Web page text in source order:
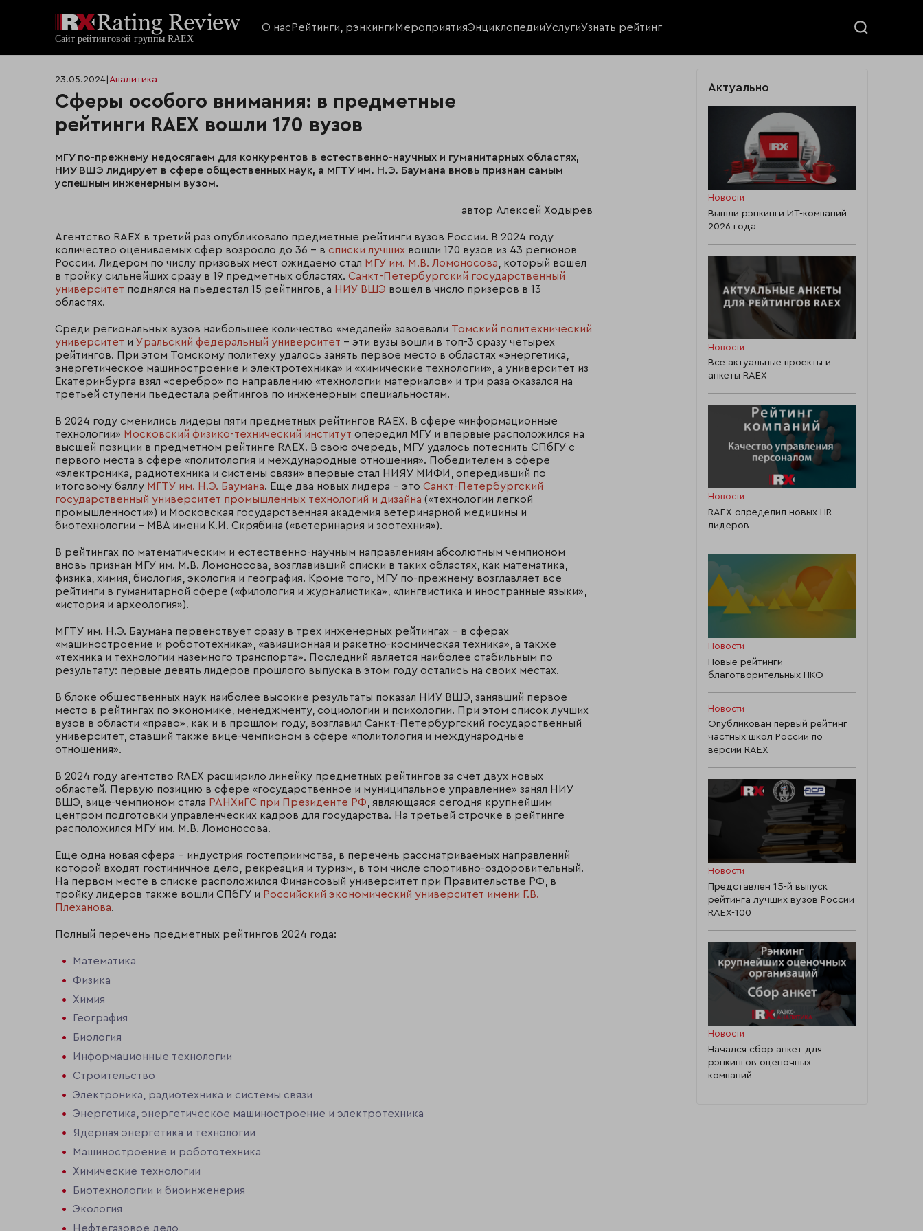
О нас Рейтинги, рэнкингиМероприятияЭнциклопедииУслугиУзнать рейтинг
23.05.2024 Аналитика
Сферы особого внимания: в предметные
рейтинги RAEX вошли 170 вузов
МГУ по-прежнему недосягаем для конкурентов в естественно-научных и гуманитарных областях,
НИУ ВШЭ лидирует в сфере общественных наук, а МГТУ им. Н.Э. Баумана вновь признан самым
успешным инженерным вузом.
автор Алексей Ходырев
Агентство RAEX в третий раз опубликовало предметные рейтинги вузов России. В 2024 году
количество оцениваемых сфер возросло до 36 – в списки лучших вошли 170 вузов из 43 регионов
России. Лидером по числу призовых мест ожидаемо стал МГУ им. М.В. Ломоносова , который вошел
в тройку сильнейших сразу в 19 предметных областях. Санкт-Петербургский государственный
университет поднялся на пьедестал 15 рейтингов, а НИУ ВШЭ вошел в число призеров в 13
областях.
Среди региональных вузов наибольшее количество «медалей» завоевали Томский политехнический
университет и Уральский федеральный университет – эти вузы вошли в топ-3 сразу четырех
рейтингов. При этом Томскому политеху удалось занять первое место в областях «энергетика,
энергетическое машиностроение и электротехника» и «химические технологии», а университет из
Екатеринбурга взял «серебро» по направлению «технологии материалов» и три раза оказался на
третьей ступени пьедестала рейтингов по инженерным специальностям.
В 2024 году сменились лидеры пяти предметных рейтингов RAEX. В сфере «информационные
технологии» Московский физико-технический институт опередил МГУ и впервые расположился на
высшей позиции в предметном рейтинге RAEX. В свою очередь, МГУ удалось потеснить СПбГУ с
первого места в сфере «политология и международные отношения». Победителем в сфере
«электроника, радиотехника и системы связи» впервые стал НИЯУ МИФИ, опередивший по
итоговому баллу МГТУ им. Н.Э. Баумана. Еще два новых лидера – это Санкт-Петербургский
государственный университет промышленных технологий и дизайна («технологии легкой
промышленности») и Московская государственная академия ветеринарной медицины и
биотехнологии – МВА имени К.И. Скрябина («ветеринария и зоотехния»).
В рейтингах по математическим и естественно-научным направлениям абсолютным чемпионом
вновь признан МГУ им. М.В. Ломоносова, возглавивший списки в таких областях, как математика,
физика, химия, биология, экология и география. Кроме того, МГУ по-прежнему возглавляет все
рейтинги в гуманитарной сфере («филология и журналистика», «лингвистика и иностранные языки»,
«история и археология»).
МГТУ им. Н.Э. Баумана первенствует сразу в трех инженерных рейтингах – в сферах
«машиностроение и робототехника», «авиационная и ракетно-космическая техника», а также
«техника и технологии наземного транспорта». Последний является наиболее стабильным по
результату: первые девять лидеров прошлого выпуска в этом году остались на своих местах.
В блоке общественных наук наиболее высокие результаты показал НИУ ВШЭ, занявший первое
место в рейтингах по экономике, менеджменту, социологии и психологии. При этом список лучших
вузов в области «право», как и в прошлом году, возглавил Санкт-Петербургский государственный
университет, ставший также вице-чемпионом в сфере «политология и международные
отношения».
В 2024 году агентство RAEX расширило линейку предметных рейтингов за счет двух новых
областей. Первую позицию в сфере «государственное и муниципальное управление» занял НИУ
ВШЭ, вице-чемпионом стала РАНХиГС при Президенте РФ , являющаяся сегодня крупнейшим
центром подготовки управленческих кадров для государства. На третьей строчке в рейтинге
расположился МГУ им. М.В. Ломоносова.
Еще одна новая сфера – индустрия гостеприимства, в перечень рассматриваемых направлений
которой входят гостиничное дело, рекреация и туризм, в том числе спортивно-оздоровительный.
На первом месте в списке расположился Финансовый университет при Правительстве РФ, в
тройку лидеров также вошли СПбГУ и Российский экономический университет имени Г.В.
Плеханова.
Полный перечень предметных рейтингов 2024 года:
Математика
Физика
Химия
География
Биология
Информационные технологии
Строительство
Электроника, радиотехника и системы связи
Энергетика, энергетическое машиностроение и электротехника
Ядерная энергетика и технологии
Машиностроение и робототехника
Химические технологии
Биотехнологии и биоинженерия
Экология
Нефтегазовое дело
Актуально
Новости
Вышли рэнкинги ИТ-компаний
2026 года
Новости
Все актуальные проекты и
анкеты RAEX
Новости
RAEX определил новых HR-
лидеров
Новости
Новые рейтинги
благотворительных НКО
Новости
Опубликован первый рейтинг
частных школ России по
версии RAEX
Новости
Представлен 15-й выпуск
рейтинга лучших вузов России
RAEX-100
Новости
Начался сбор анкет для
рэнкингов оценочных
компаний